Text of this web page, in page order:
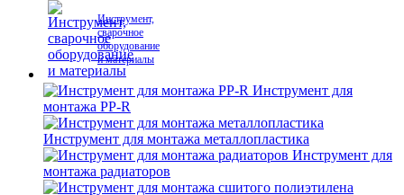
Инструмент,
сварочное
оборудование
и материалы
Инструмент для
монтажа PP-R
Инструмент для монтажа металлопластика
Инструмент для
монтажа радиаторов